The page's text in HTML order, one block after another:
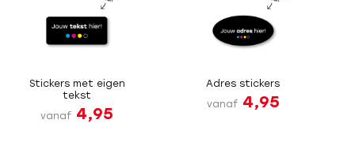
Stickers met eigen
tekst
vanaf 4,95
Adres stickers
vanaf 4,95